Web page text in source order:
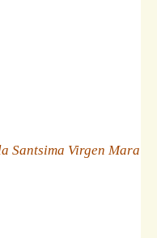
Santsima Virgen Mara